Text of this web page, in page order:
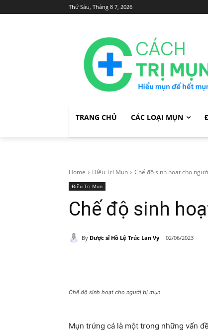
Thứ Sáu, Tháng 8 7, 2026
TRANG CHỦ CÁC LOẠI MỤN
Home Điều Trị Mụn Chế độ sinh hoạt cho
Điều Trị Mụn
Chế độ sinh
By Dược sĩ Hồ Lệ Trúc Lan Vy 02/06/2023
Chế độ sinh hoạt cho người bị mụn
Mụn trứng cá là một trong những vấn